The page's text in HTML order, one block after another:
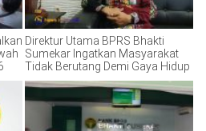
Direktur Utama BPRS Bhakti
Sumekar Ingatkan Masyarakat
Tidak Berutang Demi Gaya Hidup